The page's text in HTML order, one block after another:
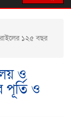
১২৫ বছর
ও
ও